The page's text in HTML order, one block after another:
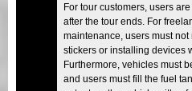
For tour customers, users
after the tour ends. For
maintenance, users must
stickers or installing devices
Furthermore, vehicles must
and users must fill the fuel